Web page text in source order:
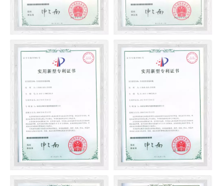
Cơ chế truyền xi lanh kim
của máy đan tròn
Cơ chế truyền xi lanh kim
của máy đan tròn